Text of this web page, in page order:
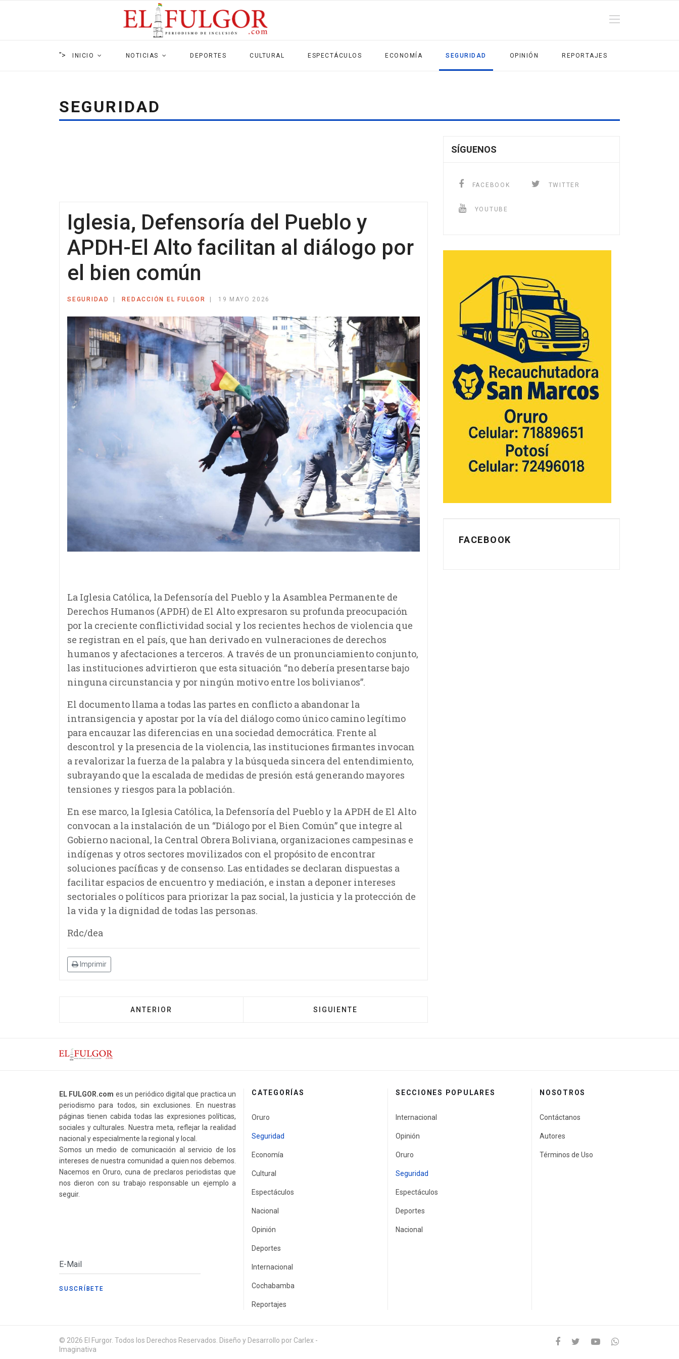
"> INICIO NOTICIAS DEPORTES CULTURAL ESPECTÁCULOS ECONOMÍA SEGURIDAD OPINIÓN REPORTAJES
SEGURIDAD
Iglesia, Defensoría del Pueblo y
APDH-El Alto facilitan al diálogo por
el bien común
SEGURIDAD REDACCIÓN EL FULGOR 19 MAYO 2026
La Iglesia Católica, la Defensoría del Pueblo y la Asamblea Permanente de
Derechos Humanos (APDH) de El Alto expresaron su profunda preocupación
por la creciente conflictividad social y los recientes hechos de violencia que
se registran en el país, que han derivado en vulneraciones de derechos
humanos y afectaciones a terceros. A través de un pronunciamiento conjunto,
las instituciones advirtieron que esta situación “no debería presentarse bajo
ninguna circunstancia y por ningún motivo entre los bolivianos”.
El documento llama a todas las partes en conflicto a abandonar la
intransigencia y apostar por la vía del diálogo como único camino legítimo
para encauzar las diferencias en una sociedad democrática. Frente al
descontrol y la presencia de la violencia, las instituciones firmantes invocan
a revalorizar la fuerza de la palabra y la búsqueda sincera del entendimiento,
subrayando que la escalada de medidas de presión está generando mayores
tensiones y riesgos para la población.
En ese marco, la Iglesia Católica, la Defensoría del Pueblo y la APDH de El Alto
convocan a la instalación de un “Diálogo por el Bien Común” que integre al
Gobierno nacional, la Central Obrera Boliviana, organizaciones campesinas e
indígenas y otros sectores movilizados con el propósito de encontrar
soluciones pacíficas y de consenso. Las entidades se declaran dispuestas a
facilitar espacios de encuentro y mediación, e instan a deponer intereses
sectoriales o políticos para priorizar la paz social, la justicia y la protección de
la vida y la dignidad de todas las personas.
Rdc/dea
Imprimir
ANTERIOR SIGUIENTE
SÍGUENOS
FACEBOOK TWITTER
YOUTUBE
FACEBOOK
EL FULGOR.com es un periódico digital que practica un
periodismo para todos, sin exclusiones. En nuestras
páginas tienen cabida todas las expresiones políticas,
sociales y culturales. Nuestra meta, reflejar la realidad
nacional y especialmente la regional y local.
Somos un medio de comunicación al servicio de los
intereses de nuestra comunidad a quien nos debemos.
Nacemos en Oruro, cuna de preclaros periodistas que
nos dieron con su trabajo responsable un ejemplo a
seguir.
CATEGORÍAS
Oruro
Seguridad
Economía
Cultural
Espectáculos
Nacional
Opinión
Deportes
Internacional
Cochabamba
Reportajes
SECCIONES POPULARES
Internacional
Opinión
Oruro
Seguridad
Espectáculos
Deportes
Nacional
NOSOTROS
Contáctanos
Autores
Términos de Uso
© 2026 El Furgor. Todos los Derechos Reservados. Diseño y Desarrollo por Carlex -
Imaginativa